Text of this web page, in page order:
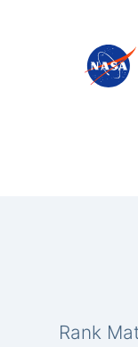
Rank